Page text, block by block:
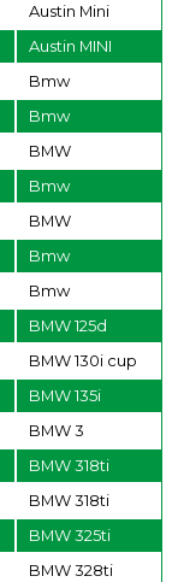
Austin Mini
Austin MINI
Bmw
Bmw
BMW
Bmw
BMW
Bmw
Bmw
BMW 125d
BMW 130i cup
BMW 135i
BMW 3
BMW 318ti
BMW 318ti
BMW 325ti
BMW 328ti